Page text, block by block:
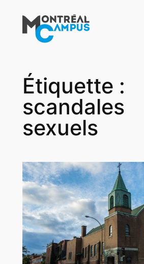
contenu
Étiquette :
scandales
sexuels